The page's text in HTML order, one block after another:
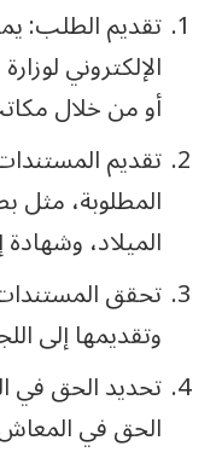
تقديم الطلب:
الإلكتروني
أو من خلال
تقديم
المطلوبة، مثل
الميلاد،
تحقق
وتقديمها إلى
تحديد الحق في
الحق في